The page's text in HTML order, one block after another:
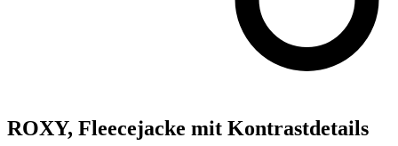
ROXY, Fleecejacke mit Kontrastdetails